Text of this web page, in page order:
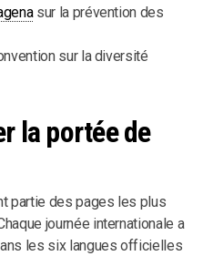
sur la prévention des
sur la diversité
la portée de
partie des pages les plus
journée internationale a
les six langues officielles